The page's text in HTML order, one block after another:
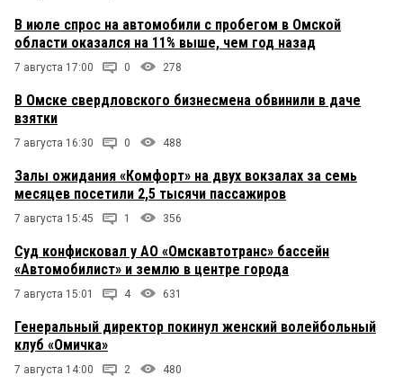
В июле спрос на автомобили с пробегом в Омской
области оказался на 11% выше, чем год назад
7 августа 17:00 0 278
В Омске свердловского бизнесмена обвинили в даче
взятки
7 августа 16:30 0 488
Залы ожидания «Комфорт» на двух вокзалах за семь
месяцев посетили 2,5 тысячи пассажиров
7 августа 15:45 1 356
Суд конфисковал у АО «Омскавтотранс» бассейн
«Автомобилист» и землю в центре города
7 августа 15:01 4 631
Генеральный директор покинул женский волейбольный
клуб «Омичка»
7 августа 14:00 2 480